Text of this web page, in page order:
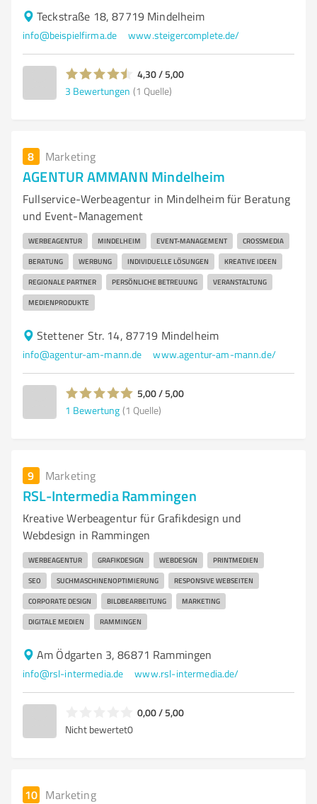
Teckstraße 18, 87719 Mindelheim
info@beispielfirma.de www.steigercomplete.de/
4,30 / 5,00
3 Bewertungen (1 Quelle)
8 Marketing
AGENTUR AMMANN Mindelheim
Fullservice-Werbeagentur in Mindelheim für Beratung
und Event-Management
WERBEAGENTUR MINDELHEIM EVENT-MANAGEMENT CROSSMEDIA
BERATUNG WERBUNG INDIVIDUELLE LÖSUNGEN KREATIVE IDEEN
REGIONALE PARTNER PERSÖNLICHE BETREUUNG VERANSTALTUNG
MEDIENPRODUKTE
Stettener Str. 14, 87719 Mindelheim
info@agentur-am-mann.de www.agentur-am-mann.de/
5,00 / 5,00
1 Bewertung (1 Quelle)
9 Marketing
RSL-Intermedia Rammingen
Kreative Werbeagentur für Grafikdesign und
Webdesign in Rammingen
WERBEAGENTUR GRAFIKDESIGN WEBDESIGN PRINTMEDIEN
SEO SUCHMASCHINENOPTIMIERUNG RESPONSIVE WEBSEITEN
CORPORATE DESIGN BILDBEARBEITUNG MARKETING
DIGITALE MEDIEN RAMMINGEN
Am Ödgarten 3, 86871 Rammingen
info@rsl-intermedia.de www.rsl-intermedia.de/
0,00 / 5,00
Nicht bewertet0
10 Marketing